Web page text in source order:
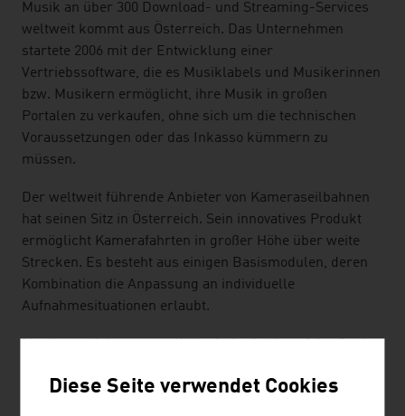
Musik an über 300 Download- und Streaming-Services
weltweit kommt aus Österreich. Das Unternehmen
startete 2006 mit der Entwicklung einer
Vertriebssoftware, die es Musiklabels und Musikerinnen
bzw. Musikern ermöglicht, ihre Musik in großen
Portalen zu verkaufen, ohne sich um die technischen
Voraussetzungen oder das Inkasso kümmern zu
müssen.
Der weltweit führende Anbieter von Kameraseilbahnen
hat seinen Sitz in Österreich. Sein innovatives Produkt
ermöglicht Kamerafahrten in großer Höhe über weite
Strecken. Es besteht aus einigen Basismodulen, deren
Kombination die Anpassung an individuelle
Aufnahmesituationen erlaubt.
reisen. Eine in Österreich entwickelte Plattform hilft
Diese Seite verwendet Cookies